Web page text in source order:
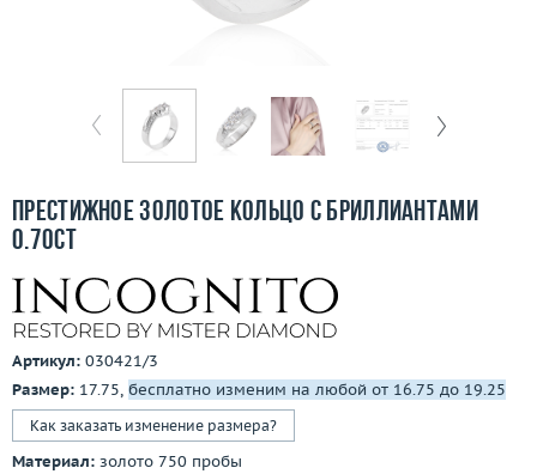
Бесплатная доставка
О компании
Контакты
3D-тур по шоуруму
Престижное золотое кольцо с бриллиантами
0.70ct
Артикул: 030421/3
Размер: 17.75, бесплатно изменим на любой от 16.75 до 19.25
Как заказать изменение размера?
Материал: золото 750 пробы